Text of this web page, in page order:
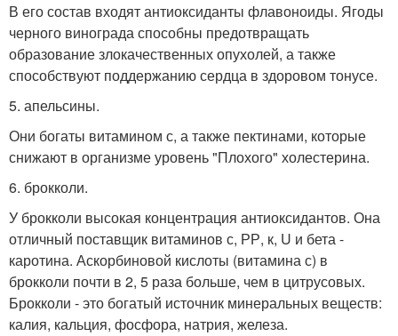
В его состав входят антиоксиданты флавоноиды. Ягоды
черного винограда способны предотвращать
образование злокачественных опухолей, а также
способствуют поддержанию сердца в здоровом тонусе.
5. апельсины.
Они богаты витамином с, а также пектинами, которые
снижают в организме уровень "Плохого" холестерина.
6. брокколи.
У брокколи высокая концентрация антиоксидантов. Она
отличный поставщик витаминов с, РР, к, U и бета -
каротина. Аскорбиновой кислоты (витамина с) в
брокколи почти в 2, 5 раза больше, чем в цитрусовых.
Брокколи - это богатый источник минеральных веществ:
калия, кальция, фосфора, натрия, железа.